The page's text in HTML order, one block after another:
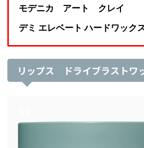
モデニカ アート クレイ
デミ エレベート ハードワック
リップス ドライブラストワ